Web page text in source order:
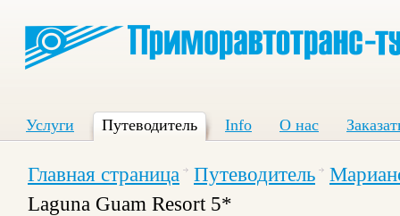
Услуги Путеводитель Info О нас
Главная страница Путеводитель
Laguna Guam Resort 5*